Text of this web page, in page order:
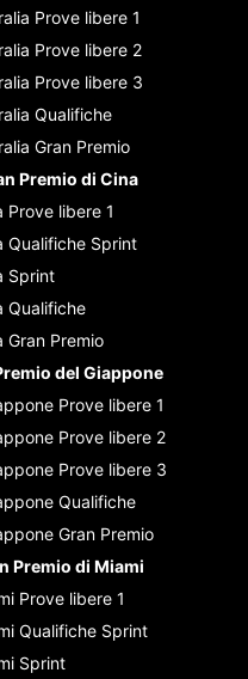
Prove libere 1
Prove libere 2
Prove libere 3
Qualifiche
Gran Premio
Premio di Cina
Prove libere 1
Qualifiche Sprint
Sprint
Qualifiche
Gran Premio
del Giappone
Prove libere 1
Prove libere 2
Prove libere 3
Qualifiche
Gran Premio
Premio di Miami
Prove libere 1
Qualifiche Sprint
Sprint